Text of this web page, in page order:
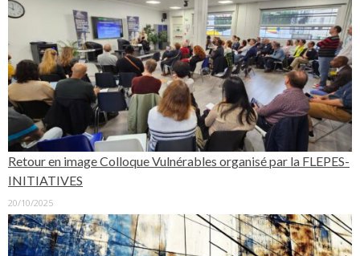
Retour en image Colloque Vulnérables organisé par la FLEPES-
INITIATIVES
20/10/2025